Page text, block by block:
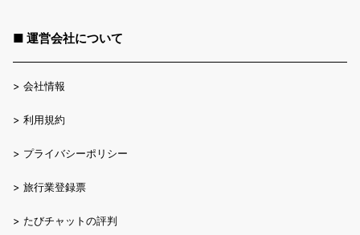
■ 運営会社について
> 会社情報
> 利用規約
> プライバシーポリシー
> 旅行業登録票
> たびチャットの評判